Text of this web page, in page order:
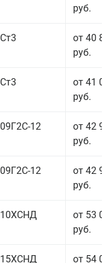
руб.
Ст3
от 40
руб.
Ст3
от 41
руб.
09Г2С-12
от 42
руб.
09Г2С-12
от 42
руб.
10ХСНД
от 53
руб.
15ХСНД
от 54